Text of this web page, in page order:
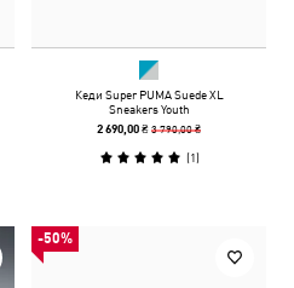
Кеди Super PUMA Suede XL
Sneakers Youth
2 690,00 ₴3 790,00 ₴
(1)
-50%